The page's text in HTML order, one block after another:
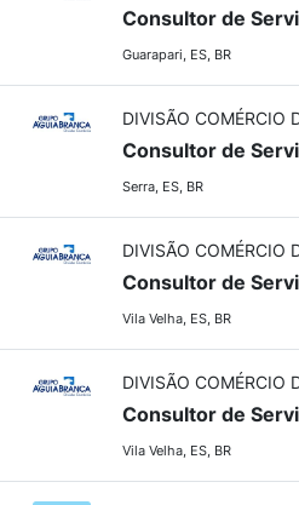
Consultor de
Guarapari, ES, BR
DIVISÃO COMÉRCIO
Consultor de
Serra, ES, BR
DIVISÃO COMÉRCIO
Consultor de
Vila Velha, ES, BR
DIVISÃO COMÉRCIO
Consultor de
Vila Velha, ES, BR